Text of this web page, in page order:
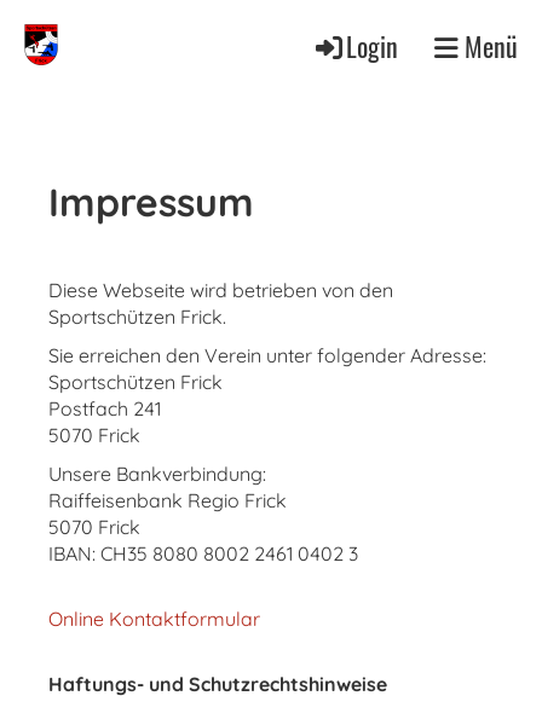
Login Menü
Impressum
Diese Webseite wird betrieben von den
Sportschützen Frick.
Sie erreichen den Verein unter folgender Adresse:
Sportschützen Frick
Postfach 241
5070 Frick
Unsere Bankverbindung:
Raiffeisenbank Regio Frick
5070 Frick
IBAN: CH35 8080 8002 2461 0402 3
Online Kontaktformular
Haftungs- und Schutzrechtshinweise